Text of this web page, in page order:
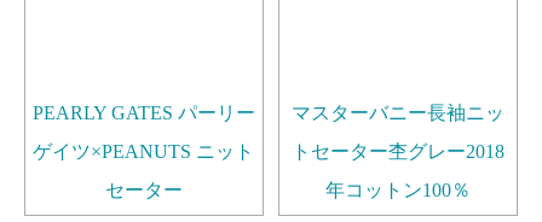
PEARLY GATES パーリー
ゲイツ×PEANUTS ニット
セーター
マスターバニー長袖ニッ
トセーター杢グレー2018
年コットン100％